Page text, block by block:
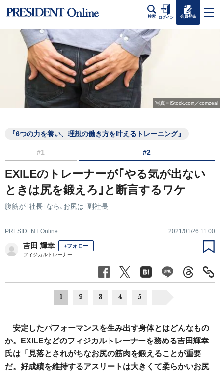
検索 ログイン 会員登録
写真＝iStock.com／comzeal
『6つの力を養い、理想の働き方を叶えるトレーニング』
#1 #2
EXILEのトレーナーが｢やる気が出ない
ときは尻を鍛えろ｣と断言するワケ
腹筋が｢社長｣なら､お尻は｢副社長｣
PRESIDENT Online 2021/01/26 11:00
吉田 輝幸 +フォロー
フィジカルトレーナー
1 2 3 4 5
安定したパフォーマンスを生み出す身体とはどんなもの
か。EXILEなどのフィジカルトレーナーを務める吉田輝幸
氏は「見落とされがちなお尻の筋肉を鍛えることが重要
だ。好成績を維持するアスリートは大きくて柔らかいお尻